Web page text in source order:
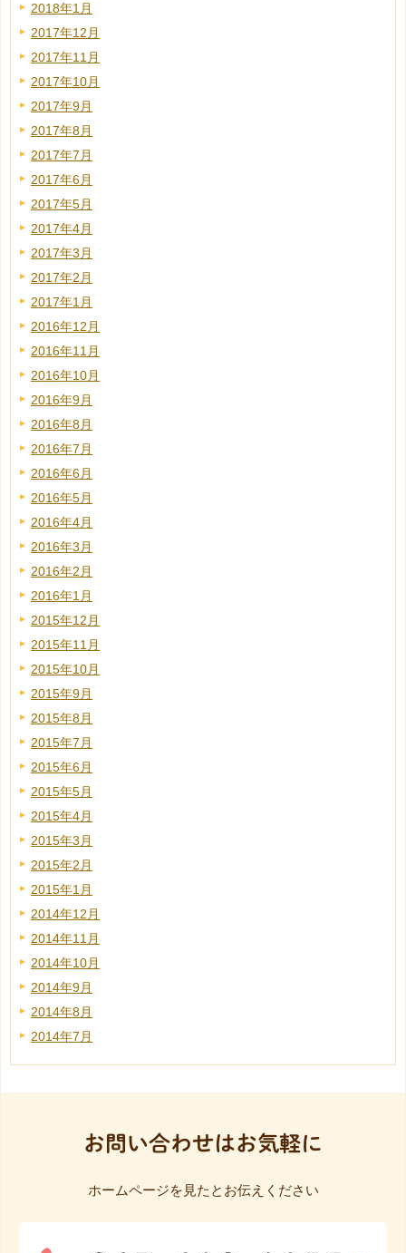
2018年1月
2017年12月
2017年11月
2017年10月
2017年9月
2017年8月
2017年7月
2017年6月
2017年5月
2017年4月
2017年3月
2017年2月
2017年1月
2016年12月
2016年11月
2016年10月
2016年9月
2016年8月
2016年7月
2016年6月
2016年5月
2016年4月
2016年3月
2016年2月
2016年1月
2015年12月
2015年11月
2015年10月
2015年9月
2015年8月
2015年7月
2015年6月
2015年5月
2015年4月
2015年3月
2015年2月
2015年1月
2014年12月
2014年11月
2014年10月
2014年9月
2014年8月
2014年7月
お問い合わせはお気軽に
ホームページを見たとお伝えください